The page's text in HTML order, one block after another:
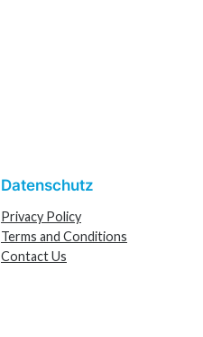
Datenschutz
Privacy Policy
Terms and Conditions
Contact Us